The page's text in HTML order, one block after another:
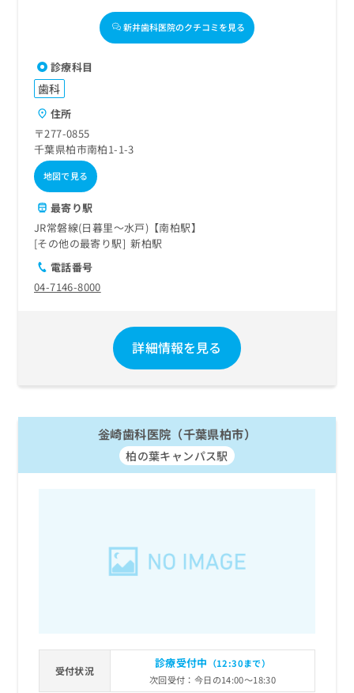
新井歯科医院のクチコミを見る
診療科目
歯科
住所
〒277-0855
千葉県柏市南柏1-1-3
地図で見る
最寄り駅
JR常磐線(日暮里～水戸)【南柏駅】
その他の最寄り駅
新柏駅
電話番号
04-7146-8000
詳細情報を見る
釡崎歯科医院（千葉県柏市）
柏の葉キャンパス駅
受付状況
診療受付中 （12:30まで）
次回受付：今日の14:00～18:30